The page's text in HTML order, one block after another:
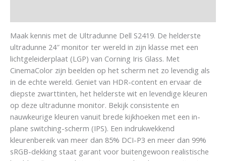
Maak kennis met de Ultradunne Dell S2419. De helderste
ultradunne 24″ monitor ter wereld in zijn klasse met een
lichtgeleiderplaat (LGP) van Corning Iris Glass. Met
CinemaColor zijn beelden op het scherm net zo levendig als
in de echte wereld. Geniet van HDR-content en ervaar de
diepste zwarttinten, het helderste wit en levendige kleuren
op deze ultradunne monitor. Bekijk consistente en
nauwkeurige kleuren vanuit brede kijkhoeken met een in-
plane switching-scherm (IPS). Een indrukwekkend
kleurenbereik van meer dan 85% DCI-P3 en meer dan 99%
sRGB-dekking staat garant voor buitengewoon realistische